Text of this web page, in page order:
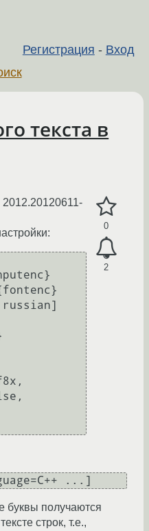
Регистрация - Вход
текста в
0
2
буквы получаются
строк, т.е.,